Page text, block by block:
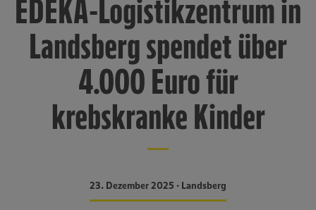
EDEKA-Logistikzentrum in
Landsberg spendet über
4.000 Euro für
krebskranke Kinder
23. Dezember 2025 • Landsberg